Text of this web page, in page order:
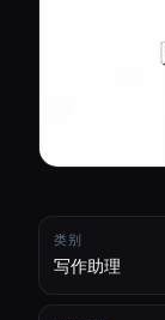
类别
写作助理